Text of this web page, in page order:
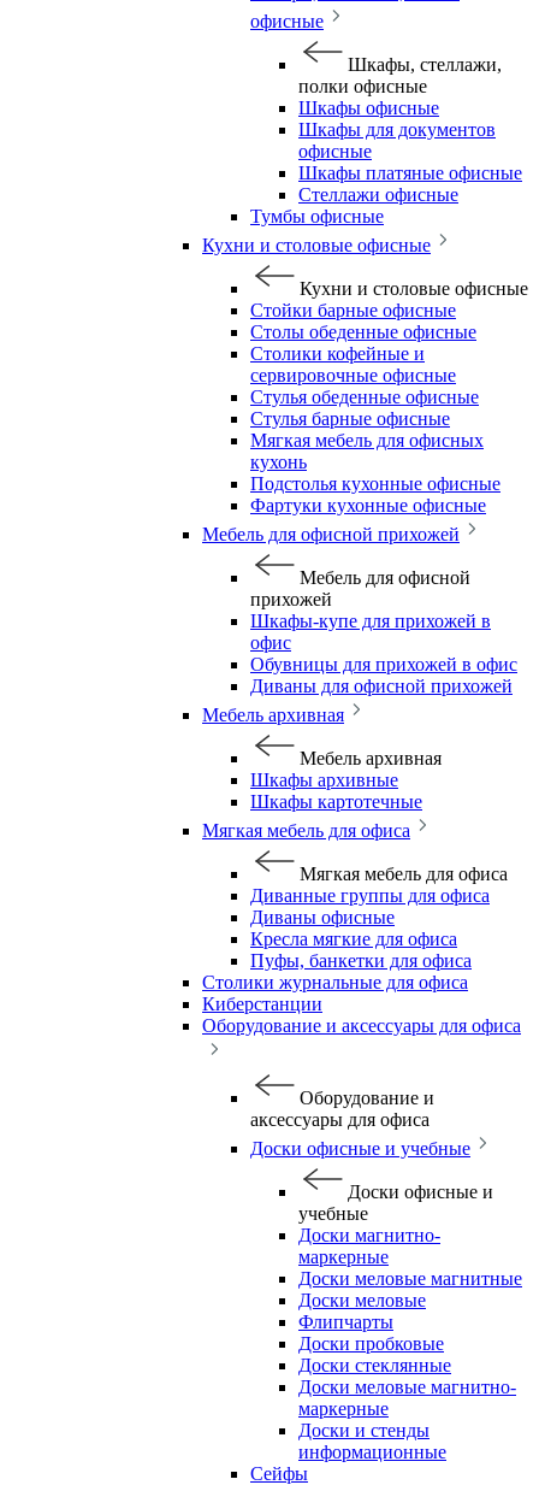
офисные
Шкафы, стеллажи,
полки офисные
Шкафы офисные
Шкафы для документов
офисные
Шкафы платяные офисные
Стеллажи офисные
Тумбы офисные
Кухни и столовые офисные
Кухни и столовые офисные
Стойки барные офисные
Столы обеденные офисные
Столики кофейные и
сервировочные офисные
Стулья обеденные офисные
Стулья барные офисные
Мягкая мебель для офисных
кухонь
Подстолья кухонные офисные
Фартуки кухонные офисные
Мебель для офисной прихожей
Мебель для офисной
прихожей
Шкафы-купе для прихожей в
офис
Обувницы для прихожей в офис
Диваны для офисной прихожей
Мебель архивная
Мебель архивная
Шкафы архивные
Шкафы картотечные
Мягкая мебель для офиса
Мягкая мебель для офиса
Диванные группы для офиса
Диваны офисные
Кресла мягкие для офиса
Пуфы, банкетки для офиса
Столики журнальные для офиса
Киберстанции
Оборудование и аксессуары для офиса
Оборудование и
аксессуары для офиса
Доски офисные и учебные
Доски офисные и
учебные
Доски магнитно-
маркерные
Доски меловые магнитные
Доски меловые
Флипчарты
Доски пробковые
Доски стеклянные
Доски меловые магнитно-
маркерные
Доски и стенды
информационные
Сейфы